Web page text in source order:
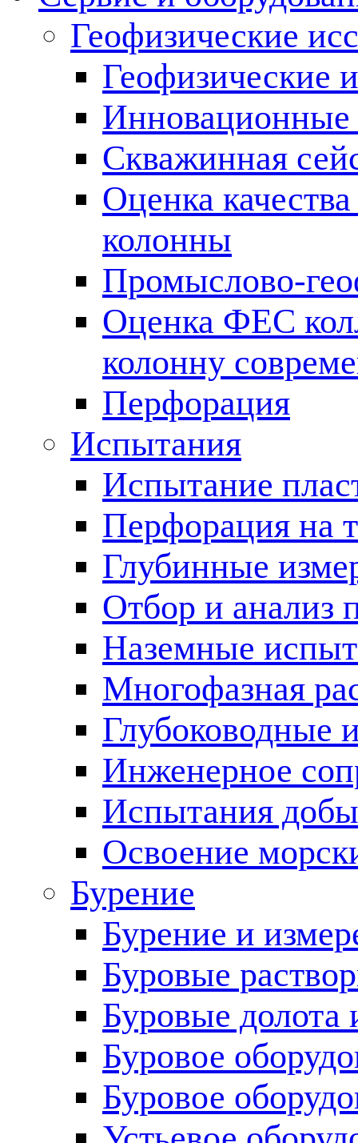
Геофизические
Геофизические
Инновационные
Скважинная
Оценка
колонны
Промыслово-
Оценка ФЕС
колонну
Перфорация
Испытания
Испытание
Перфорация на
Глубинные
Отбор и анализ
Наземные
Многофазная
Глубоководные
Инженерное
Испытания
Освоение
Бурение
Бурение и
Буровые
Буровые долота
Буровое
Буровое